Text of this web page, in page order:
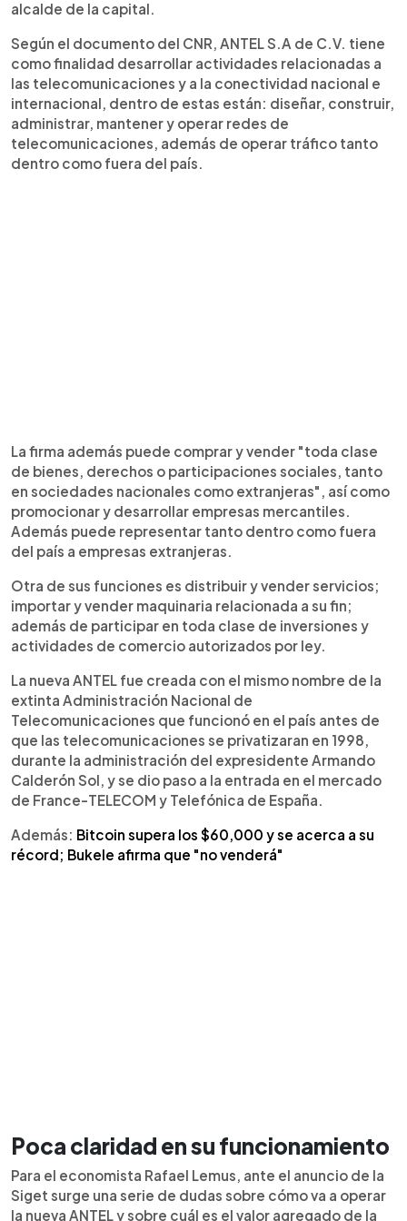
alcalde de la capital.
Según el documento del CNR, ANTEL S.A de C.V. tiene
como finalidad desarrollar actividades relacionadas a
las telecomunicaciones y a la conectividad nacional e
internacional, dentro de estas están: diseñar, construir,
administrar, mantener y operar redes de
telecomunicaciones, además de operar tráfico tanto
dentro como fuera del país.
La firma además puede comprar y vender "toda clase
de bienes, derechos o participaciones sociales, tanto
en sociedades nacionales como extranjeras", así como
promocionar y desarrollar empresas mercantiles.
Además puede representar tanto dentro como fuera
del país a empresas extranjeras.
Otra de sus funciones es distribuir y vender servicios;
importar y vender maquinaria relacionada a su fin;
además de participar en toda clase de inversiones y
actividades de comercio autorizados por ley.
La nueva ANTEL fue creada con el mismo nombre de la
extinta Administración Nacional de
Telecomunicaciones que funcionó en el país antes de
que las telecomunicaciones se privatizaran en 1998,
durante la administración del expresidente Armando
Calderón Sol, y se dio paso a la entrada en el mercado
de France-TELECOM y Telefónica de España.
Además: Bitcoin supera los $60,000 y se acerca a su
récord; Bukele afirma que "no venderá"
Poca claridad en su funcionamiento
Para el economista Rafael Lemus, ante el anuncio de la
Siget surge una serie de dudas sobre cómo va a operar
la nueva ANTEL y sobre cuál es el valor agregado de la